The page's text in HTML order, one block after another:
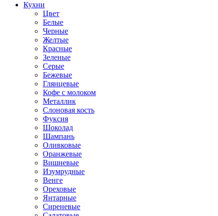
Кухни
Цвет
Белые
Черные
Желтые
Красные
Зеленые
Серые
Бежевые
Глянцевые
Кофе с молоком
Металлик
Слоновая кость
Фуксия
Шоколад
Шампань
Оливковые
Оранжевые
Вишневые
Изумрудные
Венге
Ореховые
Янтарные
Сиреневые